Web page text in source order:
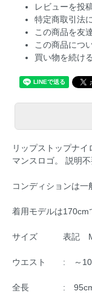
レビューを投
特定商取引法
この商品を友
この商品につ
買い物を続ける
リップストップナ
マンスロゴ。 説明
コンディションは一
着用モデルは170cm
サイズ 表記
ウエスト : ～
全長 :